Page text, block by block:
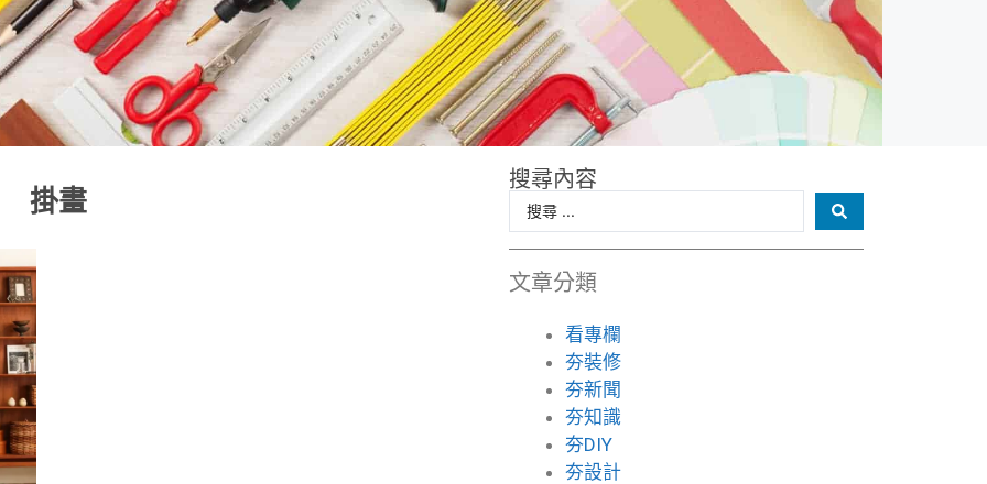
掛畫
搜尋內容
文章分類
看專欄
夯裝修
夯新聞
夯知識
夯DIY
夯設計